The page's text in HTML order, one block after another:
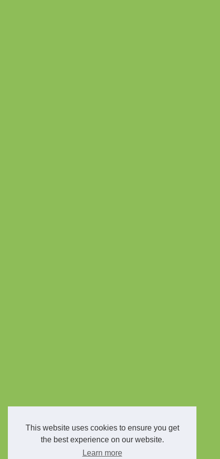
This website uses cookies to ensure you get
the best experience on our website.
Learn more